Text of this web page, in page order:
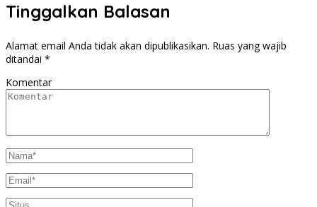
Tinggalkan Balasan
Alamat email Anda tidak akan dipublikasikan. Ruas yang wajib
ditandai *
Komentar